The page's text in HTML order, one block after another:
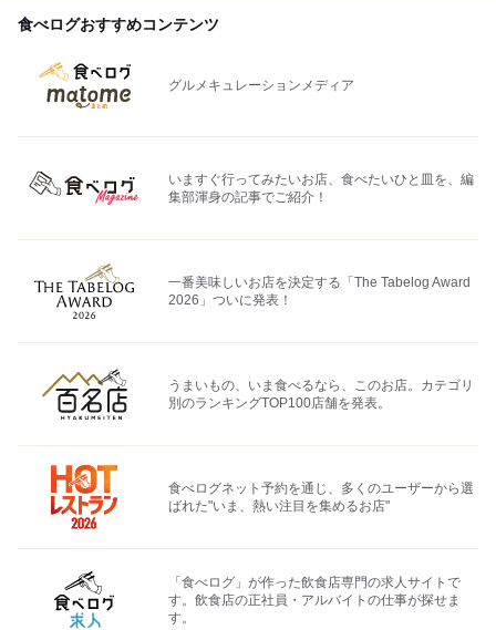
食べログおすすめコンテンツ
グルメキュレーションメディア
いますぐ行ってみたいお店、食べたいひと皿を、編
集部渾身の記事でご紹介！
一番美味しいお店を決定する「The Tabelog Award
2026」ついに発表！
うまいもの、いま食べるなら、このお店。カテゴリ
別のランキングTOP100店舗を発表。
食べログネット予約を通じ、多くのユーザーから選
ばれた"いま、熱い注目を集めるお店"
「食べログ」が作った飲食店専門の求人サイトで
す。飲食店の正社員・アルバイトの仕事が探せま
す。